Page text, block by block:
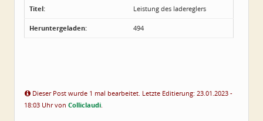
Titel: Leistung des ladereglers
Heruntergeladen: 494
Dieser Post wurde 1 mal bearbeitet. Letzte Editierung: 23.01.2023 -
18:03 Uhr von Colliclaudi.